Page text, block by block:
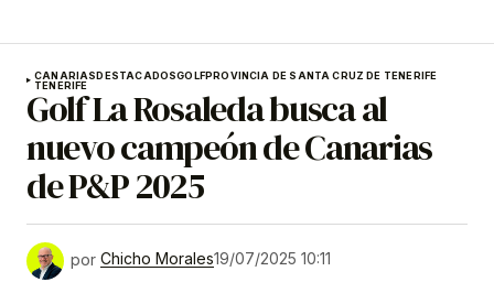
CANARIASDESTACADOSGOLFPROVINCIA DE SANTA CRUZ DE TENERIFE
TENERIFE
Golf La Rosaleda busca al
nuevo campeón de Canarias
de P&P 2025
por Chicho Morales19/07/2025 10:11